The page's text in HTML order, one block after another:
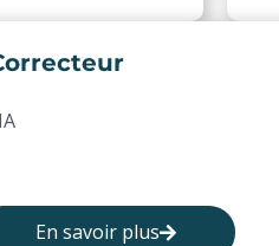
En savoir plus